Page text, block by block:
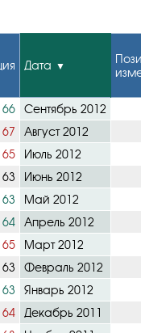
Дата
66
Сентябрь 2012
67
Август 2012
65
Июль 2012
63
Июнь 2012
63
Май 2012
64
Апрель 2012
65
Март 2012
63
Февраль 2012
63
Январь 2012
64
Декабрь 2011